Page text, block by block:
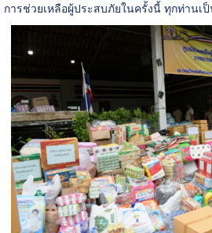
การช่วยเหลือผู้ประสบภัยในครั้งนี้ ทุกท่านเ